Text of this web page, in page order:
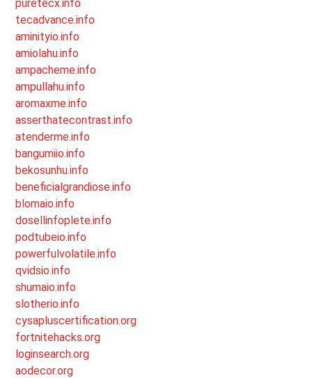
puretecx.info
tecadvance.info
aminityio.info
amiolahu.info
ampacheme.info
ampullahu.info
aromaxme.info
asserthatecontrast.info
atenderme.info
bangumiio.info
bekosunhu.info
beneficialgrandiose.info
blomaio.info
dosellinfoplete.info
podtubeio.info
powerfulvolatile.info
qvidsio.info
shumaio.info
slotherio.info
cysapluscertification.org
fortnitehacks.org
loginsearch.org
aodecor.org